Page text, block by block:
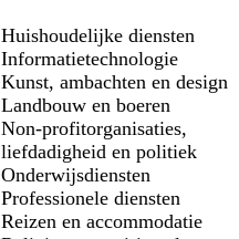
Huishoudelijke diensten
Informatietechnologie
Kunst, ambachten en design
Landbouw en boeren
Non-profitorganisaties,
liefdadigheid en politiek
Onderwijsdiensten
Professionele diensten
Reizen en accommodatie